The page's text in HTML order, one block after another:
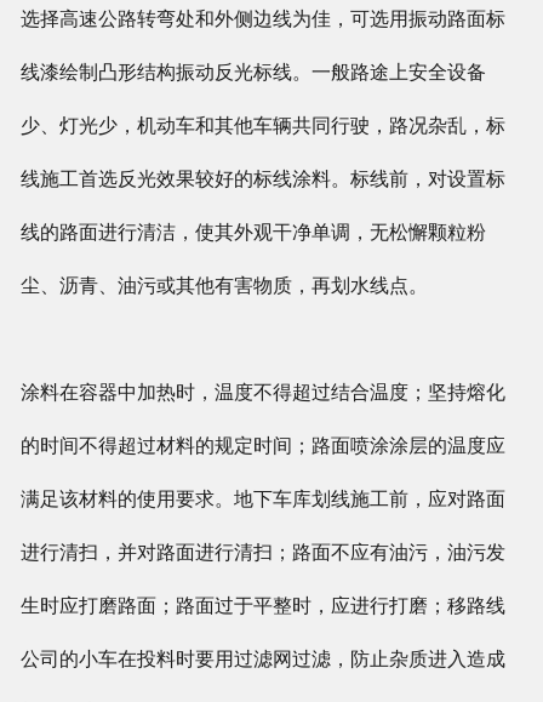
选择高速公路转弯处和外侧边线为佳，可选用振动路面标
线漆绘制凸形结构振动反光标线。一般路途上安全设备
少、灯光少，机动车和其他车辆共同行驶，路况杂乱，标
线施工首选反光效果较好的标线涂料。标线前，对设置标
线的路面进行清洁，使其外观干净单调，无松懈颗粒粉
尘、沥青、油污或其他有害物质，再划水线点。
涂料在容器中加热时，温度不得超过结合温度；坚持熔化
的时间不得超过材料的规定时间；路面喷涂涂层的温度应
满足该材料的使用要求。地下车库划线施工前，应对路面
进行清扫，并对路面进行清扫；路面不应有油污，油污发
生时应打磨路面；路面过于平整时，应进行打磨；移路线
公司的小车在投料时要用过滤网过滤，防止杂质进入造成